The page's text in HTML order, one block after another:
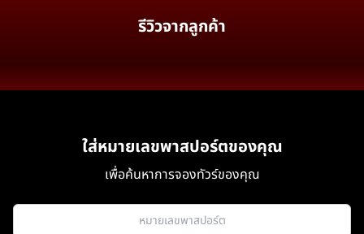
รีวิวจากลูกค้า
ใส่หมายเลขพาสปอร์ตของคุณ
เพื่อค้นหาการจองทัวร์ของคุณ